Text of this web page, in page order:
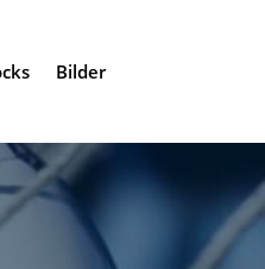
Bilder